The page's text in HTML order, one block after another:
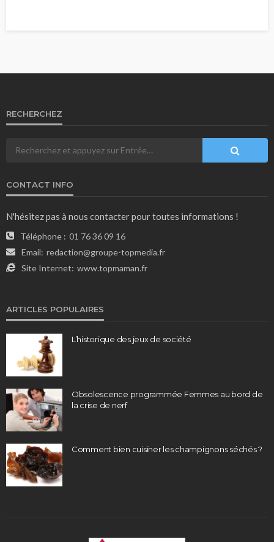
RECHERCHEZ
CONTACT INFO
N'hésitez pas à nous contacter pour toutes informations !
Téléphone : 01 76 36 09 16
Email: redaction@groupe-topmedia.fr
Site Internet: www.topmaman.fr
ARTICLES POPULAIRES
L’historique des jeux de société
Obsolescence programmée Femmes au bord de
la crise de nerf
Comment bien cuisiner les champignons séchés ?